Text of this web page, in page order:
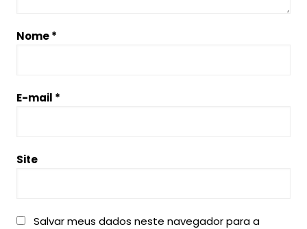
Nome*
E-mail *
Site
Salvar meus dados neste navegador para a